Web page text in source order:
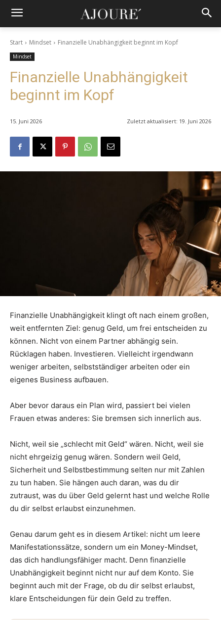
Start Mindset Finanzielle Unabhängigkeit beginnt im Kopf
Mindset
Finanzielle Unabhängigkeit
beginnt im Kopf
15. Juni 2026 Zuletzt aktualisiert: 19. Juni 2026
Finanzielle Unabhängigkeit klingt oft nach einem großen,
weit entfernten Ziel: genug Geld, um frei entscheiden zu
können. Nicht von einem Partner abhängig sein.
Rücklagen haben. Investieren. Vielleicht irgendwann
weniger arbeiten, selbstständiger arbeiten oder ein
eigenes Business aufbauen.
Aber bevor daraus ein Plan wird, passiert bei vielen
Frauen etwas anderes: Sie bremsen sich innerlich aus.
Nicht, weil sie „schlecht mit Geld“ wären. Nicht, weil sie
nicht ehrgeizig genug wären. Sondern weil Geld,
Sicherheit und Selbstbestimmung selten nur mit Zahlen
zu tun haben. Sie hängen auch daran, was du dir
zutraust, was du über Geld gelernt hast und welche Rolle
du dir selbst erlaubst einzunehmen.
Genau darum geht es in diesem Artikel: nicht um leere
Manifestationssätze, sondern um ein Money-Mindset,
das dich handlungsfähiger macht. Denn finanzielle
Unabhängigkeit beginnt nicht nur auf dem Konto. Sie
beginnt auch mit der Frage, ob du dir selbst erlaubst,
klare Entscheidungen für dein Geld zu treffen.